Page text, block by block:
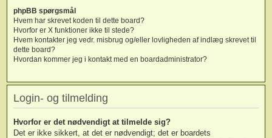
phpBB spørgsmål
Hvem har skrevet koden til dette board?
Hvorfor er X funktioner ikke til stede?
Hvem kontakter jeg vedr. misbrug og/eller lovligheden af indlæg skrevet til
dette board?
Hvordan kommer jeg i kontakt med en boardadministrator?
Login- og tilmelding
Hvorfor er det nødvendigt at tilmelde sig?
Det er ikke sikkert, at det er nødvendigt; det er boardets